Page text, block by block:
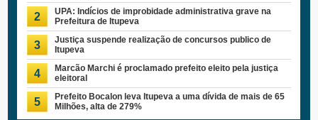
2
UPA: Indícios de improbidade administrativa grave na
Prefeitura de Itupeva
3
Justiça suspende realização de concursos publico de
Itupeva
4
Marcão Marchi é proclamado prefeito eleito pela justiça
eleitoral
5
Prefeito Bocalon leva Itupeva a uma dívida de mais de 65
Milhões, alta de 279%